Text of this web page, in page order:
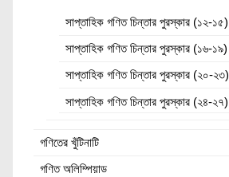
সাপ্তাহিক গণিত চিন্তার পুরস্কার (১২-১৫)
সাপ্তাহিক গণিত চিন্তার পুরস্কার (১৬-১৯)
সাপ্তাহিক গণিত চিন্তার পুরস্কার (২০-২৩)
সাপ্তাহিক গণিত চিন্তার পুরস্কার (২৪-২৭)
গণিতের খুঁটিনাটি
গণিত অলিম্পিয়াড